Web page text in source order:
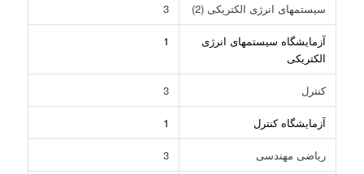
سیستمهای انرژی الکتریکی (2) 3
آزمایشگاه سیستمهای انرژی
الکتریکی
1
کنترل 3
آزمایشگاه کنترل 1
ریاضی مهندسی 3